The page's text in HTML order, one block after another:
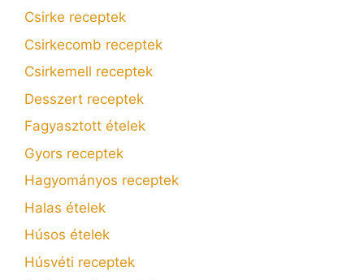
Csirke receptek
Csirkecomb receptek
Csirkemell receptek
Desszert receptek
Fagyasztott ételek
Gyors receptek
Hagyományos receptek
Halas ételek
Húsos ételek
Húsvéti receptek